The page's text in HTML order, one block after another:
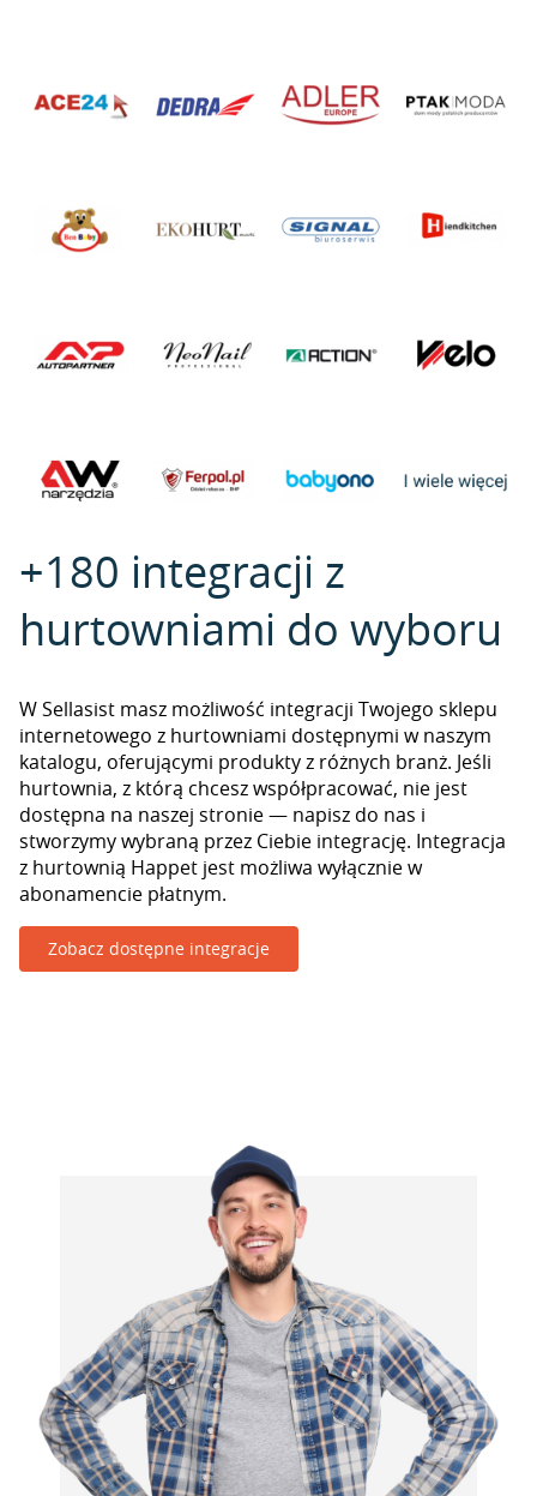
+180 integracji z
hurtowniami do wyboru
W Sellasist masz możliwość integracji Twojego sklepu
internetowego z hurtowniami dostępnymi w naszym
katalogu, oferującymi produkty z różnych branż. Jeśli
hurtownia, z którą chcesz współpracować, nie jest
dostępna na naszej stronie — napisz do nas i
stworzymy wybraną przez Ciebie integrację. Integracja
z hurtownią Happet jest możliwa wyłącznie w
abonamencie płatnym.
Zobacz dostępne integracje